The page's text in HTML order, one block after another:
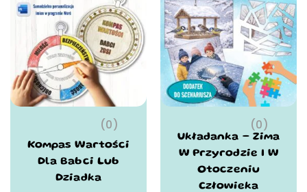
(0)
Kompas Wartości
Dla Babci Lub
Dziadka
(0)
Układanka – Zima
W Przyrodzie I W
Otoczeniu
Człowieka